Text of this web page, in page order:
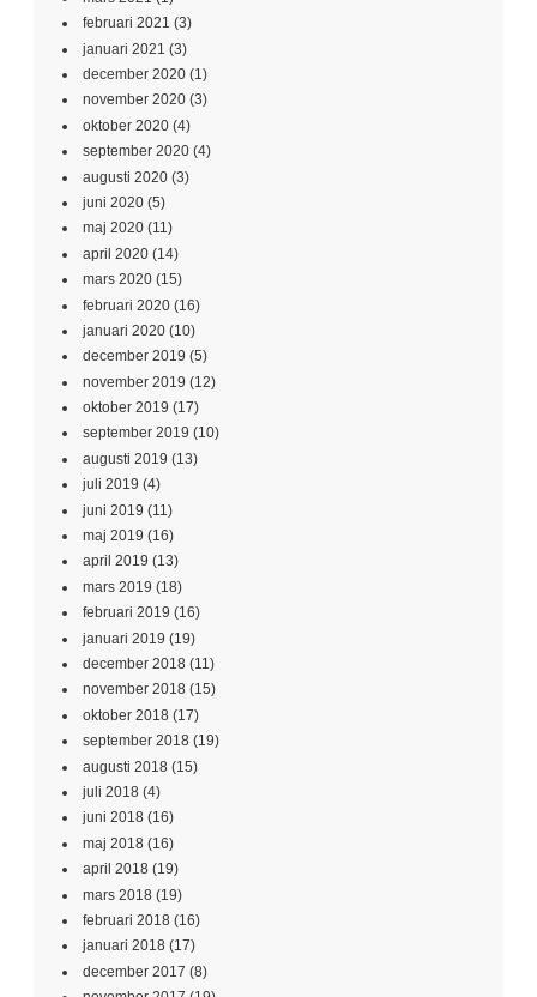
februari 2021 (3)
januari 2021 (3)
december 2020 (1)
november 2020 (3)
oktober 2020 (4)
september 2020 (4)
augusti 2020 (3)
juni 2020 (5)
maj 2020 (11)
april 2020 (14)
mars 2020 (15)
februari 2020 (16)
januari 2020 (10)
december 2019 (5)
november 2019 (12)
oktober 2019 (17)
september 2019 (10)
augusti 2019 (13)
juli 2019 (4)
juni 2019 (11)
maj 2019 (16)
april 2019 (13)
mars 2019 (18)
februari 2019 (16)
januari 2019 (19)
december 2018 (11)
november 2018 (15)
oktober 2018 (17)
september 2018 (19)
augusti 2018 (15)
juli 2018 (4)
juni 2018 (16)
maj 2018 (16)
april 2018 (19)
mars 2018 (19)
februari 2018 (16)
januari 2018 (17)
december 2017 (8)